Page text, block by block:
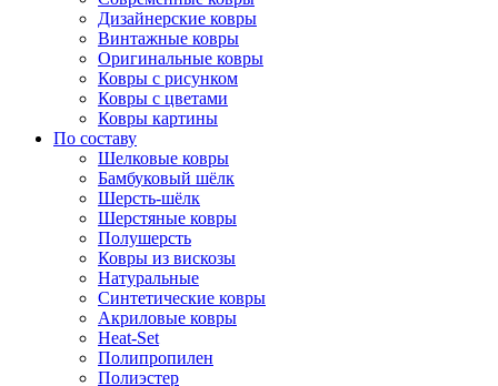
Дизайнерские ковры
Винтажные ковры
Оригинальные ковры
Ковры с рисунком
Ковры с цветами
Ковры картины
По составу
Шелковые ковры
Бамбуковый шёлк
Шерсть-шёлк
Шерстяные ковры
Полушерсть
Ковры из вискозы
Натуральные
Синтетические ковры
Акриловые ковры
Heat-Set
Полипропилен
Полиэстер